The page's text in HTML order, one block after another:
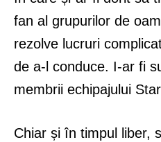
fan al grupurilor de
rezolve lucruri
de a-l conduce. I-ar fi
membrii echipajului
Chiar și în timpul liber,